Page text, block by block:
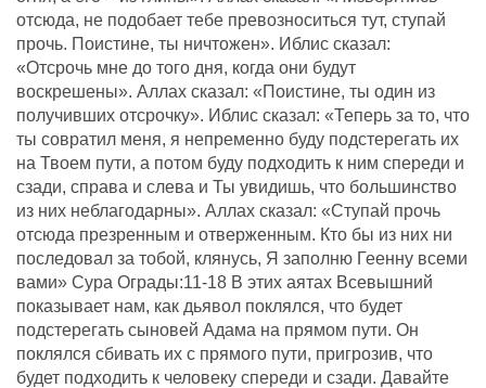
отсюда, не подобает тебе превозноситься тут, ступай
прочь. Поистине, ты ничтожен». Иблис сказал:
«Отсрочь мне до того дня, когда они будут
воскрешены». Аллах сказал: «Поистине, ты один из
получивших отсрочку». Иблис сказал: «Теперь за то, что
ты совратил меня, я непременно буду подстерегать их
на Твоем пути, а потом буду подходить к ним спереди и
сзади, справа и слева и Ты увидишь, что большинство
из них неблагодарны». Аллах сказал: «Ступай прочь
отсюда презренным и отверженным. Кто бы из них ни
последовал за тобой, клянусь, Я заполню Геенну всеми
вами» Сура Ограды:11-18 В этих аятах Всевышний
показывает нам, как дьявол поклялся, что будет
подстерегать сыновей Адама на прямом пути. Он
поклялся сбивать их с прямого пути, пригрозив, что
будет подходить к человеку спереди и сзади. Давайте